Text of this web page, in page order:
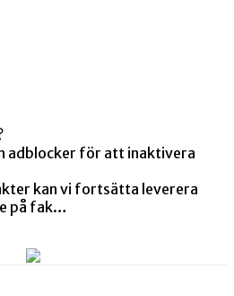
adblocker för att inaktivera
kan vi fortsätta leverera
på fak…